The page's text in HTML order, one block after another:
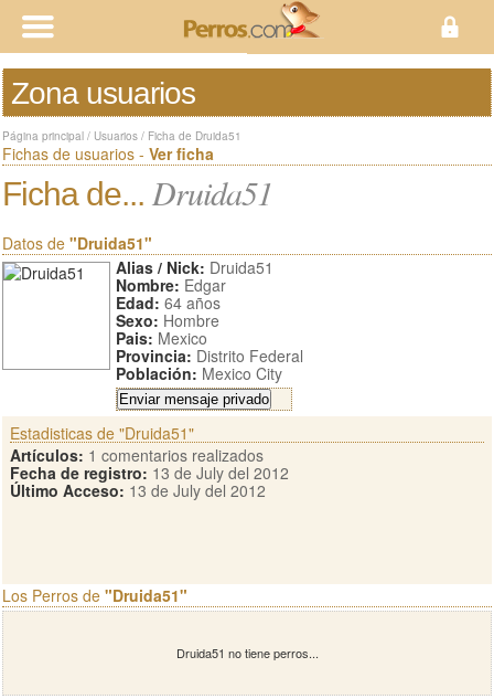
Zona usuarios
Página principal / Usuarios / Ficha de Druida51
Fichas de usuarios - Ver ficha
Ficha de... Druida51
Datos de "Druida51"
Alias / Nick: Druida51
Nombre: Edgar
Edad: 64 años
Sexo: Hombre
Pais: Mexico
Provincia: Distrito Federal
Población: Mexico City
Estadisticas de "Druida51"
Artículos: 1 comentarios realizados
Fecha de registro: 13 de July del 2012
Último Acceso: 13 de July del 2012
Los Perros de "Druida51"
Druida51 no tiene perros...